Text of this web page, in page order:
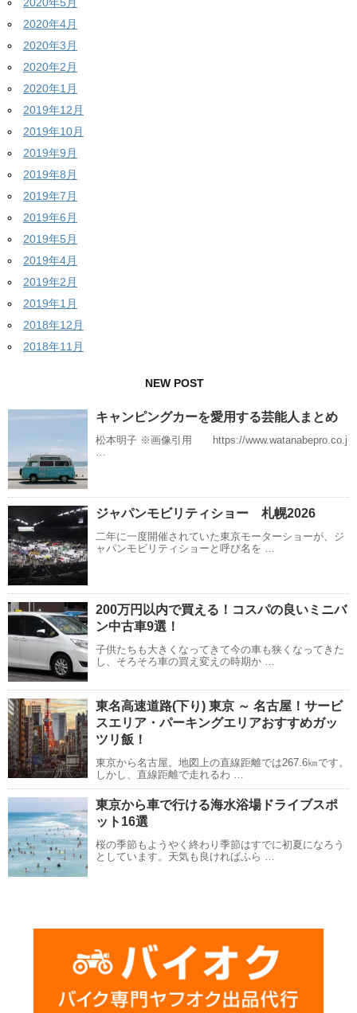
2020年5月
2020年4月
2020年3月
2020年2月
2020年1月
2019年12月
2019年10月
2019年9月
2019年8月
2019年7月
2019年6月
2019年5月
2019年4月
2019年2月
2019年1月
2018年12月
2018年11月
NEW POST
キャンピングカーを愛用する芸能人まとめ
松本明子 ※画像引用 https://www.watanabepro.co.j
…
ジャパンモビリティショー 札幌2026
二年に一度開催されていた東京モーターショーが、ジ
ャパンモビリティショーと呼び名を …
200万円以内で買える！コスパの良いミニバ
ン中古車9選！
子供たちも大きくなってきて今の車も狭くなってきた
し、そろそろ車の買え変えの時期か …
東名高速道路(下り) 東京 ～ 名古屋！サービ
スエリア・パーキングエリアおすすめガッ
ツリ飯！
東京から名古屋。地図上の直線距離では267.6㎞です。
しかし、直線距離で走れるわ …
東京から車で行ける海水浴場ドライブスポ
ット16選
桜の季節もようやく終わり季節はすでに初夏になろう
としています。天気も良ければふら …